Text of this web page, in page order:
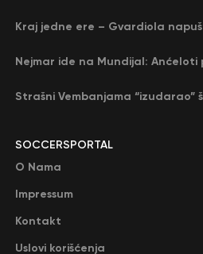
SOCCERSPORTAL
O Nama
Impressum
Kontakt
Uslovi korišćenja